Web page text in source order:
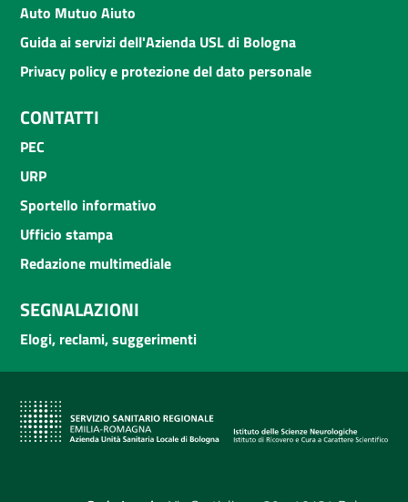
Auto Mutuo Aiuto
Guida ai servizi dell'Azienda USL di Bologna
Privacy policy e protezione del dato personale
CONTATTI
PEC
URP
Sportello informativo
Ufficio stampa
Redazione multimediale
SEGNALAZIONI
Elogi, reclami, suggerimenti